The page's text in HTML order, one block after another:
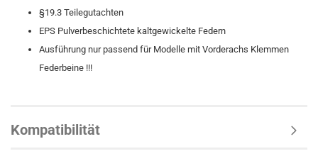
§19.3 Teilegutachten
EPS Pulverbeschichtete kaltgewickelte Federn
Ausführung nur passend für Modelle mit Vorderachs Klemmen
Federbeine !!!
Kompatibilität